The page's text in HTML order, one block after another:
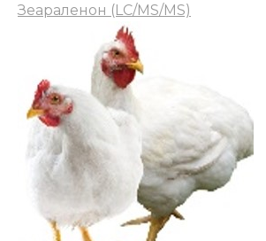
Зеараленон (LC/MS/MS)